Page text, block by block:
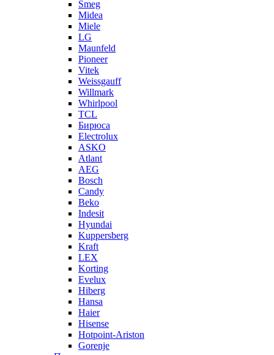
Smeg
Midea
Miele
LG
Maunfeld
Pioneer
Vitek
Weissgauff
Willmark
Whirlpool
TCL
Бирюса
Electrolux
ASKO
Atlant
AEG
Bosch
Candy
Beko
Indesit
Hyundai
Kuppersberg
Kraft
LEX
Korting
Evelux
Hiberg
Hansa
Haier
Hisense
Hotpoint-Ariston
Gorenje